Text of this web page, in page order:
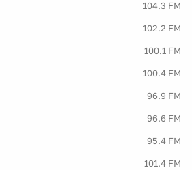
104.3 FM
102.2 FM
100.1 FM
100.4 FM
96.9 FM
96.6 FM
95.4 FM
101.4 FM